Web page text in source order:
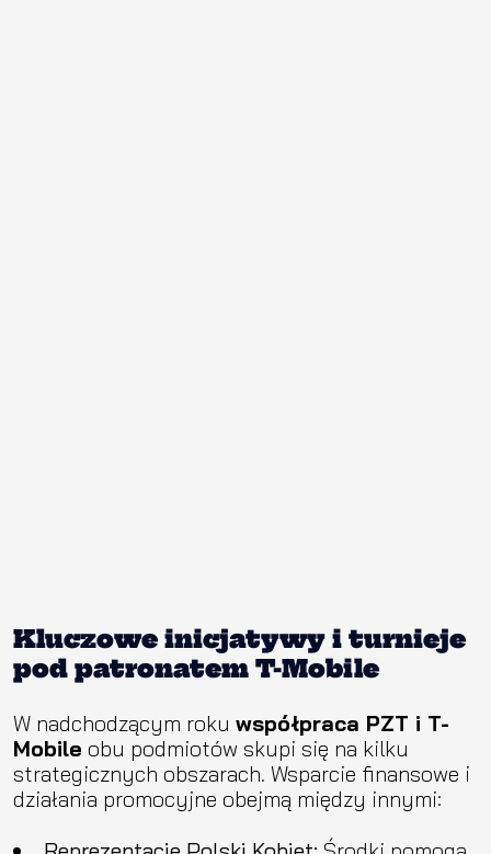
Kluczowe inicjatywy i turnieje
pod patronatem T-Mobile
W nadchodzącym roku współpraca PZT i T-
Mobile obu podmiotów skupi się na kilku
strategicznych obszarach. Wsparcie finansowe i
działania promocyjne obejmą między innymi: